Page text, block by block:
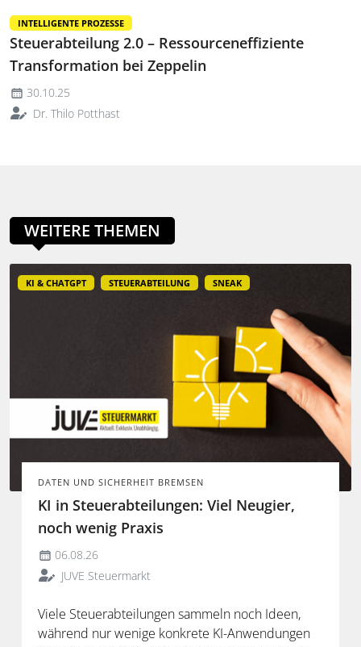
INTELLIGENTE PROZESSE
Steuerabteilung 2.0 – Ressourceneffiziente
Transformation bei Zeppelin
30.10.25
Dr. Thilo Potthast
WEITERE THEMEN
KI & CHATGPT STEUERABTEILUNG SNEAK
DATEN UND SICHERHEIT BREMSEN
KI in Steuerabteilungen: Viel Neugier,
noch wenig Praxis
06.08.26
JUVE Steuermarkt
Viele Steuerabteilungen sammeln noch Ideen,
während nur wenige konkrete KI-Anwendungen